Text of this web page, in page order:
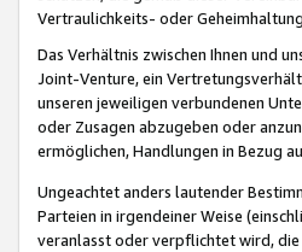
Vertraulichkeits- oder
Das Verhältnis zwischen Ihnen und
Joint-Venture, ein
unseren jeweiligen verbundenen
oder Zusagen abzugeben oder
ermöglichen, Handlungen in Bezug
Ungeachtet anders lautender
Parteien in irgendeiner Weise
veranlasst oder verpflichtet wird,